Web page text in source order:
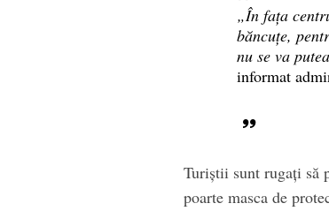
„În fața
băncuțe,
nu se va
informat
Turiștii sunt rugați să
poarte masca de